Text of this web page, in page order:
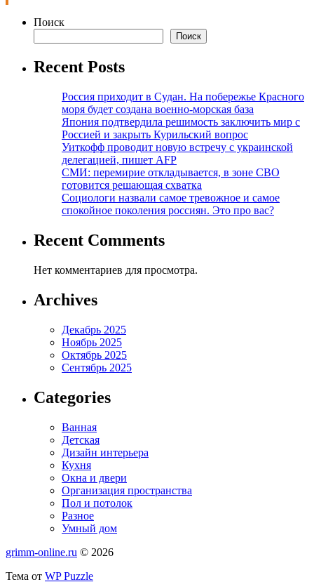
Поиск
Поиск
Recent Posts
Россия приходит в Судан. На побережье Красного
моря будет создана военно-морская база
Япония подтвердила решимость заключить мир с
Россией и закрыть Курильский вопрос
Уиткофф проводит новую встречу с украинской
делегацией, пишет AFP
СМИ: перемирие откладывается, в зоне СВО
готовится решающая схватка
Социологи назвали самое тревожное и самое
спокойное поколения россиян. Это про вас?
Recent Comments
Нет комментариев для просмотра.
Archives
Декабрь 2025
Ноябрь 2025
Октябрь 2025
Сентябрь 2025
Categories
Ванная
Детская
Дизайн интерьера
Кухня
Окна и двери
Организация пространства
Пол и потолок
Разное
Умный дом
grimm-online.ru © 2026
Тема от WP Puzzle